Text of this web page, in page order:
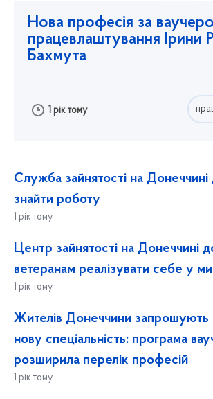
Нова професія за
працевлаштування Ірини
Бахмута
1 рік тому
Служба зайнятості на Донеччині
знайти роботу
1 рік тому
Центр зайнятості на Донеччині
ветеранам реалізувати себе у
1 рік тому
Жителів Донеччини запрошують
нову спеціальність: програма
розширила перелік професій
1 рік тому